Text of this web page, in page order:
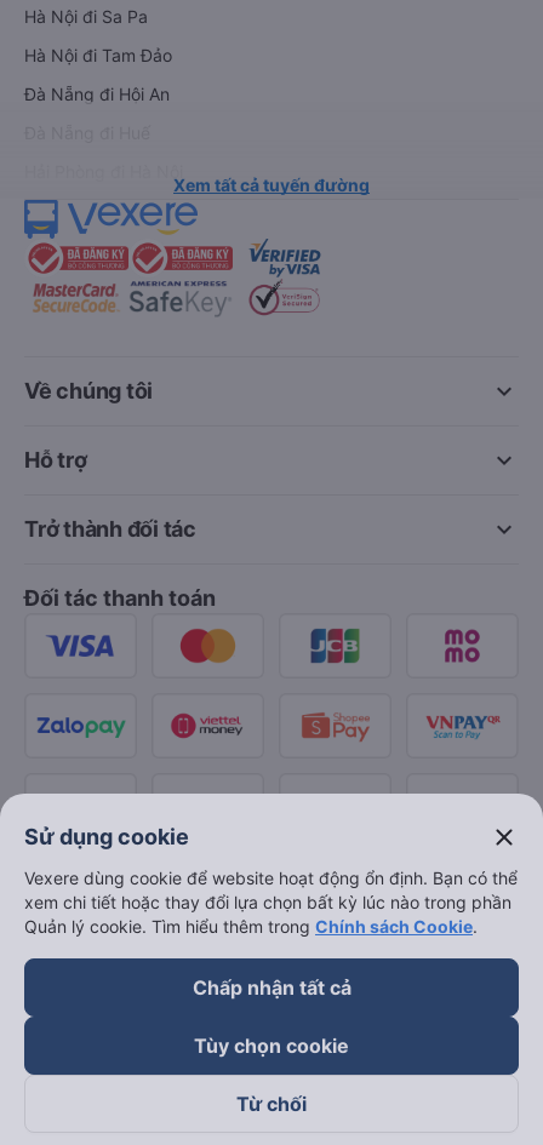
Hà Nội đi Sa Pa
Hà Nội đi Tam Đảo
Đà Nẵng đi Hội An
Xem tất cả tuyến đường
keyboard_arrow_down
Về chúng tôi
keyboard_arrow_down
Hỗ trợ
keyboard_arrow_down
Trở thành đối tác
Đối tác thanh toán
Sử dụng cookie close
Vexere dùng cookie để website hoạt động ổn định. Bạn có thể
xem chi tiết hoặc thay đổi lựa chọn bất kỳ lúc nào trong phần
Quản lý cookie. Tìm hiểu thêm trong Chính sách Cookie.
Chấp nhận tất cả
Tùy chọn cookie
Từ chối